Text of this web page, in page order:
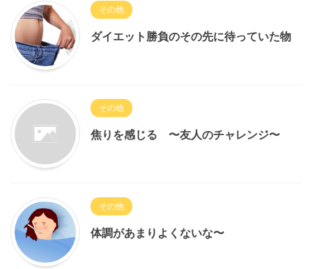
その他
ダイエット勝負のその先に待っていた物
その他
焦りを感じる 〜友人のチャレンジ〜
その他
体調があまりよくないな〜